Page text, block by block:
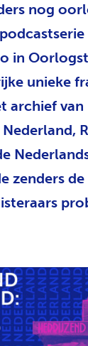
nog
in
unieke
archief van
zenders